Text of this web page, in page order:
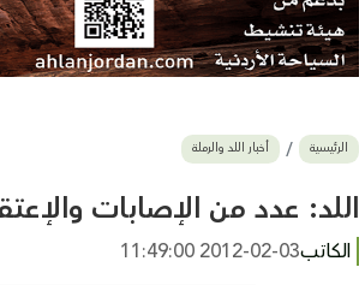
الرئيسية أخبار اللد والرملة
اللد: عدد من الإصابات
الكاتب2012-02-03 11:49:00